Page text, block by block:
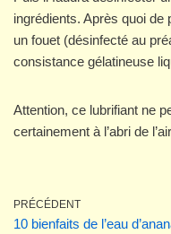
ingrédients. Après quoi de
un fouet (désinfecté au
consistance gélatineuse
Attention, ce lubrifiant ne
certainement à l’abri de
PRÉCÉDENT
10 bienfaits de l’eau